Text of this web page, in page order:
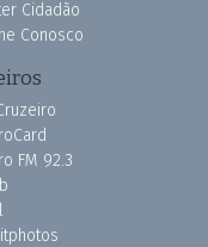
Cidadão
Conosco
FM 92.3